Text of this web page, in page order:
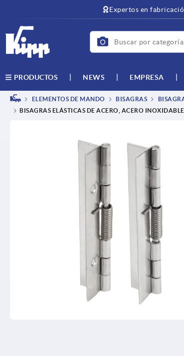
Expertos en
PRODUCTOS NEWS EMPRESA
ELEMENTOS DE MANDO BISAGRAS
BISAGRAS ELÁSTICAS DE ACERO, ACERO